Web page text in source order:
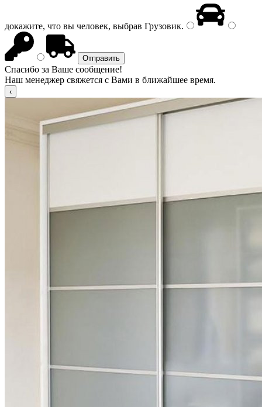
докажите, что вы человек, выбрав Грузовик.
Спасибо за Ваше сообщение!
Наш менеджер свяжется с Вами в ближайшее время.